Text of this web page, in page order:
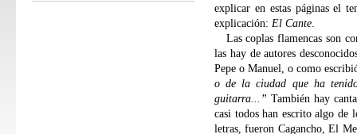
explicar en estas páginas el
explicación: El Cante.
Las coplas flamencas son
las hay de autores
Pepe o Manuel, o como
o de la ciudad que ha
guitarra...” También hay
casi todos han escrito algo de
letras, fueron Cagancho, El